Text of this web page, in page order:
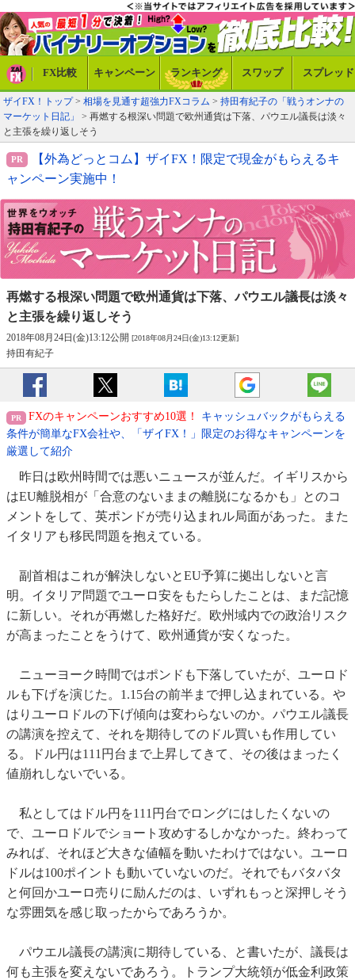
FX比較 キャンペーン ランキング スワップ スプレッド
ザイFX！トップ> 相場を見通す超強力FXコラム > 持田有紀子の「戦うオンナの
マーケット日記」
> 再燃する根深い問題で欧州通貨は下落、パウエル議長は淡々
と主張を繰り返しそう
【外為どっとコム】ザイFX！限定で現金がもらえるキ
ャンペーン実施中！
再燃する根深い問題で欧州通貨は下落、パウエル議長は淡々
と主張を繰り返しそう
2018年08月24日(金)13:12公開 [2018年08月24日(金)13:12更新]
持田有紀子
FXのキャンペーンおすすめ10選！
キャッシュバックがもらえる
条件が簡単なFX会社や、「ザイFX！」限定のお得なキャンペーンを
厳選して紹介
昨日は欧州時間では悪いニュースが並んだ。イギリスから
はEU離脱相が「合意のないままの離脱になるかも」とのコ
メントをして、英ポンドが売り込まれル局面があった。また
イタリアも移民問題を抱えている。
副首相はこれが解決しないとEU予算に拠出しないと言
明。イタリア問題でユーロ安をもたらしたことは、まだ記憶
に新しい。それが再燃した格好だ。欧州域内での政治リスク
が高まったことをうけて、欧州通貨が安くなった。
ニューヨーク時間ではポンドも下落していたが、ユーロド
ルも下げを演じた。1.15台の前半まで押し込まれている。や
はりユーロドルの下げ傾向は変わらないのか。パウエル議長
の講演を控えて、それを期待してのドル買いも作用してい
る。ドル円は111円台まで上昇してきて、その後はまったく
値崩れしないでいる。
私としてはドル円を111円台でロングにはしたくないの
で、ユーロドルでショート攻めするしかなかった。終わって
みれば、それほど大きな値幅を動いたわけではない。ユーロ
ドルは100ポイントも動いていないのだ。それでもバタバタ
と何回かユーロ売りに励んだのは、いずれもっと深押しそう
な雰囲気を感じ取ったからであろうか。
パウエル議長の講演に期待している、と書いたが、議長は
何も主張を変えないであろう。トランプ大統領が低金利政策